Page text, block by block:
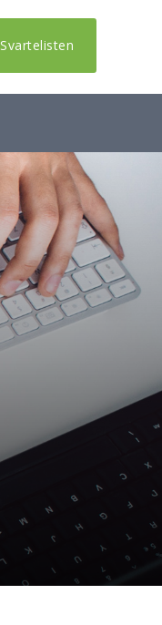
Svartelisten